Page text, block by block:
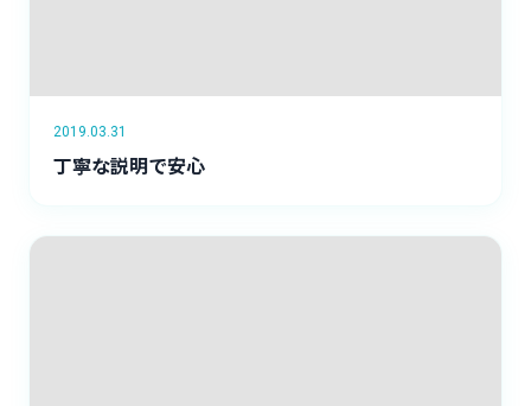
2019.03.31
丁寧な説明で安心